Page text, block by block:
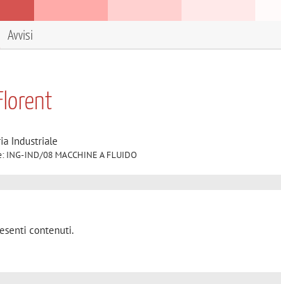
Avvisi
Industriale
ING-IND/08 MACCHINE A FLUIDO
contenuti.